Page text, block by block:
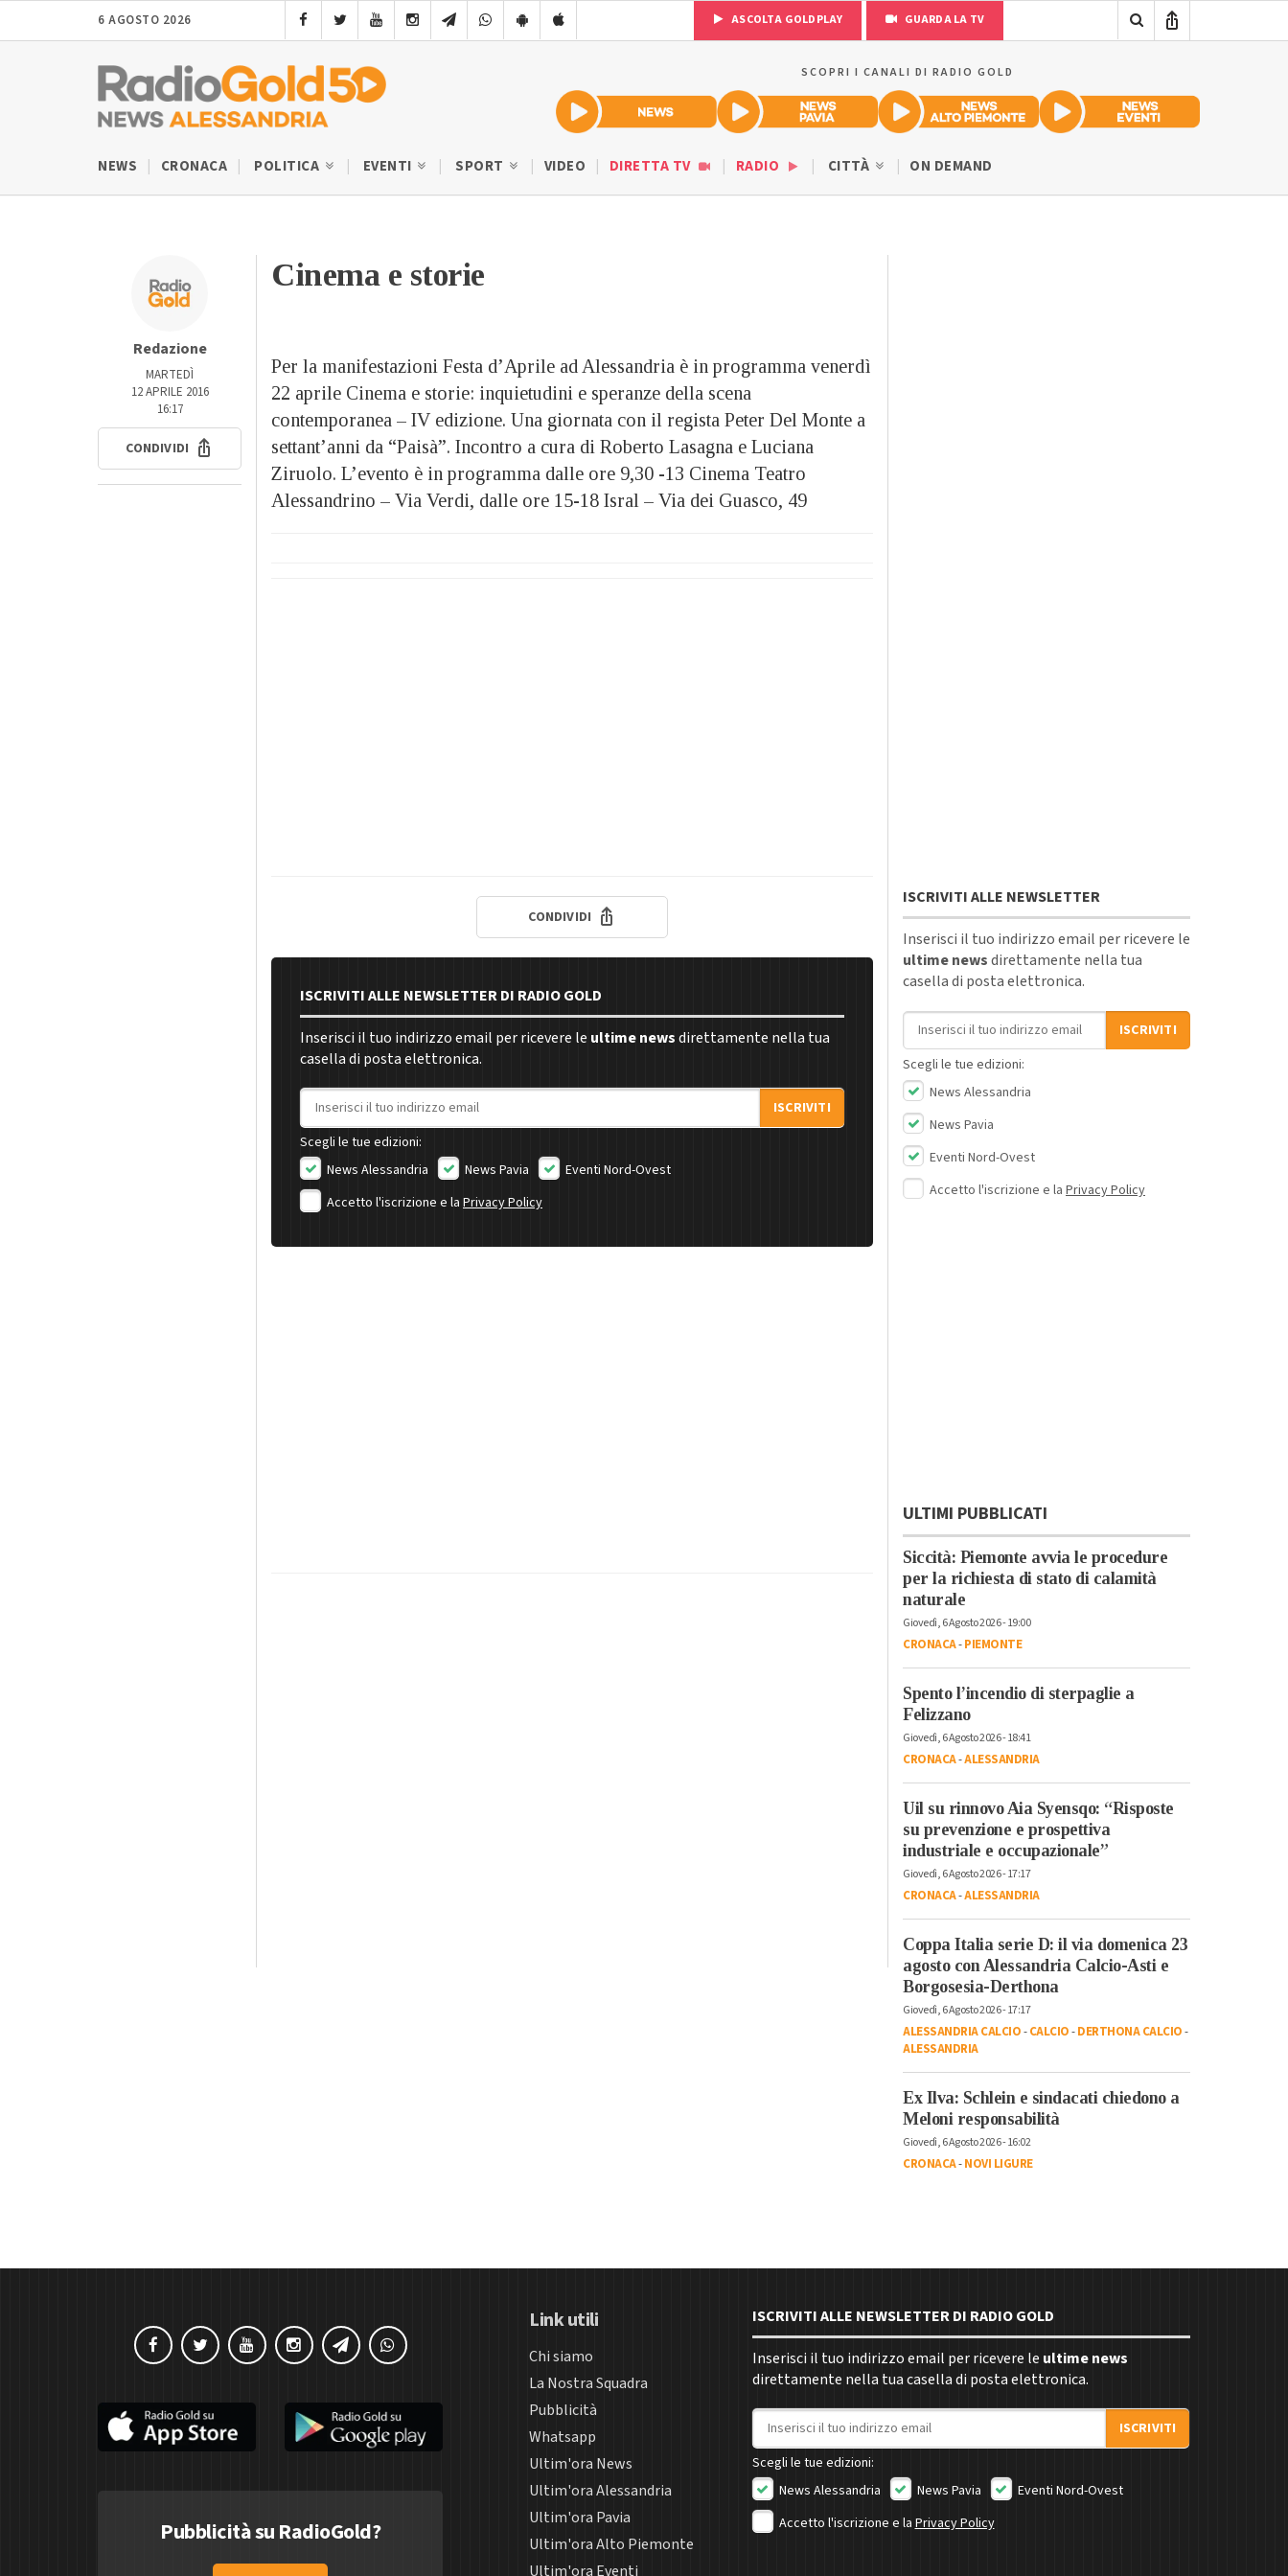
6 AGOSTO 2026 ASCOLTA GOLDPLAY GUARDA LA TV
SCOPRI I CANALI DI RADIO GOLD
NEWS CRONACA POLITICA EVENTI SPORT VIDEO DIRETTA TV RADIO CITTÀ ON DEMAND
Redazione
MARTEDÌ
12 APRILE 2016
16:17
CONDIVIDI
Cinema e storie
Per la manifestazioni Festa d’Aprile ad Alessandria è in programma venerdì
22 aprile Cinema e storie: inquietudini e speranze della scena
contemporanea – IV edizione. Una giornata con il regista Peter Del Monte a
settant’anni da “Paisà”. Incontro a cura di Roberto Lasagna e Luciana
Ziruolo. L’evento è in programma dalle ore 9,30 -13 Cinema Teatro
Alessandrino – Via Verdi, dalle ore 15-18 Isral – Via dei Guasco, 49
CONDIVIDI
ISCRIVITI ALLE NEWSLETTER DI RADIO GOLD
Inserisci il tuo indirizzo email per ricevere le ultime newsdirettamente nella tua
casella di posta elettronica.
Indirizzo email
ISCRIVITI
Scegli le tue edizioni:
News Alessandria
News Pavia
Eventi Nord-Ovest
Accetto l'iscrizione e la Privacy Policy
ISCRIVITI ALLE NEWSLETTER
Inserisci il tuo indirizzo email per ricevere le
ultime newsdirettamente nella tua
casella di posta elettronica.
Indirizzo email
ISCRIVITI
Scegli le tue edizioni:
News Alessandria
News Pavia
Eventi Nord-Ovest
Accetto l'iscrizione e la Privacy Policy
ULTIMI PUBBLICATI
Siccità: Piemonte avvia le procedure
per la richiesta di stato di calamità
naturale
Giovedì, 6 Agosto 2026 - 19:00
CRONACA-PIEMONTE
Spento l’incendio di sterpaglie a
Felizzano
Giovedì, 6 Agosto 2026 - 18:41
CRONACA-ALESSANDRIA
Uil su rinnovo Aia Syensqo: “Risposte
su prevenzione e prospettiva
industriale e occupazionale”
Giovedì, 6 Agosto 2026 - 17:17
CRONACA-ALESSANDRIA
Coppa Italia serie D: il via domenica 23
agosto con Alessandria Calcio-Asti e
Borgosesia-Derthona
Giovedì, 6 Agosto 2026 - 17:17
ALESSANDRIA CALCIO-CALCIO-DERTHONA CALCIO-
ALESSANDRIA
Ex Ilva: Schlein e sindacati chiedono a
Meloni responsabilità
Giovedì, 6 Agosto 2026 - 16:02
CRONACA-NOVI LIGURE
Pubblicità su RadioGold?
Link utili
Chi siamo
La Nostra Squadra
Pubblicità
Whatsapp
Ultim'ora News
Ultim'ora Alessandria
Ultim'ora Pavia
Ultim'ora Alto Piemonte
Ultim'ora Eventi
ISCRIVITI ALLE NEWSLETTER DI RADIO GOLD
Inserisci il tuo indirizzo email per ricevere le ultime news
direttamente nella tua casella di posta elettronica.
Indirizzo email
ISCRIVITI
Scegli le tue edizioni:
News Alessandria
News Pavia
Eventi Nord-Ovest
Accetto l'iscrizione e la Privacy Policy